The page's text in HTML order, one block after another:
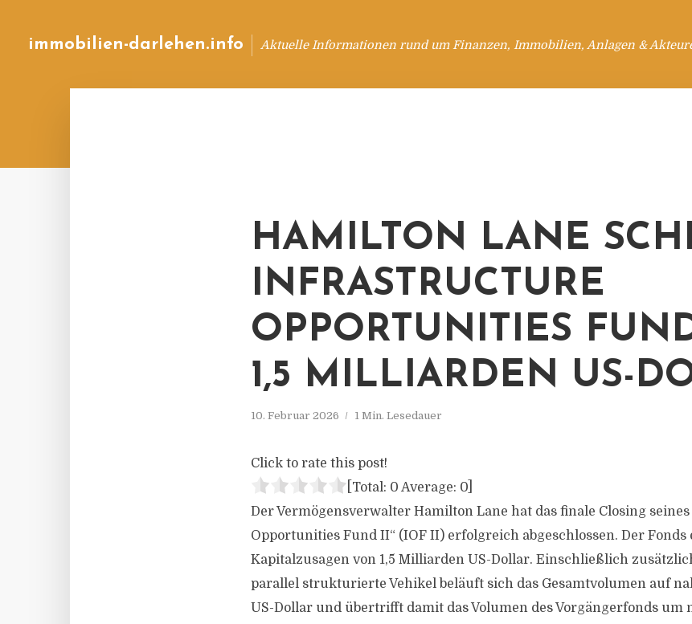
immobilien-darlehen.info Aktuelle Informationen rund um Finanzen, Immobilien, Anlagen &
HAMILTON LANE
NFRASTRUCTURE O
PPORTUNITIES FUND
,5 MILLIARDEN US-
10. Februar 2026 1 Min. Lesedauer
Click to rate this post!
[Total: 0 Average: 0
Der Vermögensverwalter Hamilton Lane hat das finale Closing
Opportunities Fund II“ (IOF II) erfolgreich abgeschlossen. Der
Kapitalzusagen von 1,5 Milliarden US-Dollar. Einschließlich
parallel strukturierte Vehikel beläuft sich das Gesamtvolumen auf
US-Dollar und übertrifft damit das Volumen des Vorgängerfonds um